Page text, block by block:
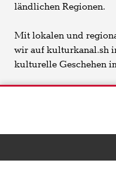
ländlichen Regionen.
Mit lokalen und
wir auf kulturkanal.sh
kulturelle Geschehen